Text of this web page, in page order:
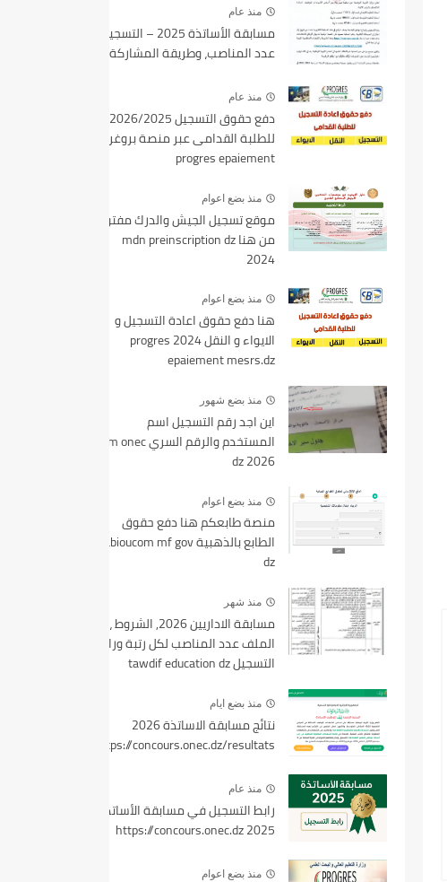
منذ عام
مسابقة الأساتذة 2025 – التسجيل،
عدد المناصب، وطريقة المشاركة
منذ عام
دفع حقوق التسجيل 2026/2025
للطلبة القدامى عبر منصة بروغرس
progres epaiement
منذ بضع اعوام
موقع تسجيل الجيش والدرك مفتوح
من هنا mdn preinscription dz
2024
منذ بضع اعوام
هنا دفع حقوق اعادة التسجيل و
الايواء و النقل 2024 progres
epaiement mesrs.dz
منذ بضع شهور
اين اجد رقم التسجيل اسم
المستخدم والرقم السري bem onec
dz 2026
منذ بضع اعوام
منصة طابعكم هنا دفع حقوق
الطابع بالذهبية tabioucom mf gov
dz
منذ شهر
مسابقة الاداريين 2026, الشروط ،
الملف عدد المناصب لكل رتبة ورابط
التسجيل tawdif education dz
منذ بضع ايام
نتائج مسابقة الاساتذة 2026
https://concours.onec.dz/resultats
منذ عام
رابط التسجيل في مسابقة الأساتذة
2025 https://concours.onec.dz
منذ بضع اعوام